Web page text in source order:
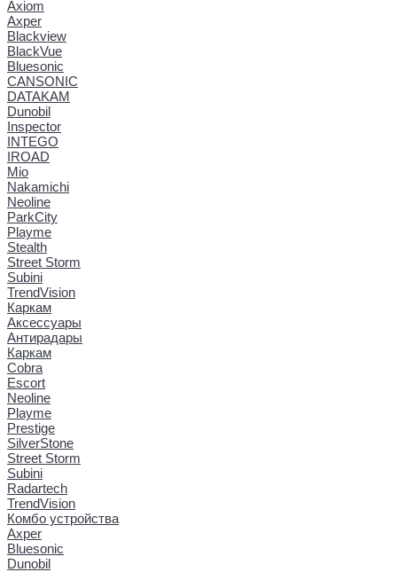
Axiom
Axper
Blackview
BlackVue
Bluesonic
CANSONIC
DATAKAM
Dunobil
Inspector
INTEGO
IROAD
Mio
Nakamichi
Neoline
ParkCity
Playme
Stealth
Street Storm
Subini
TrendVision
Каркам
Аксессуары
Антирадары
Каркам
Cobra
Escort
Neoline
Playme
Prestige
SilverStone
Street Storm
Subini
Radartech
TrendVision
Комбо устройства
Axper
Bluesonic
Dunobil